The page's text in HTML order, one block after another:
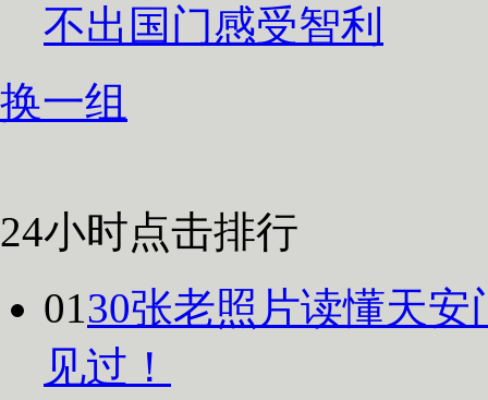
不出国门感受智利
换一组
24小时点击排行
0130张老照片读懂天
见过！